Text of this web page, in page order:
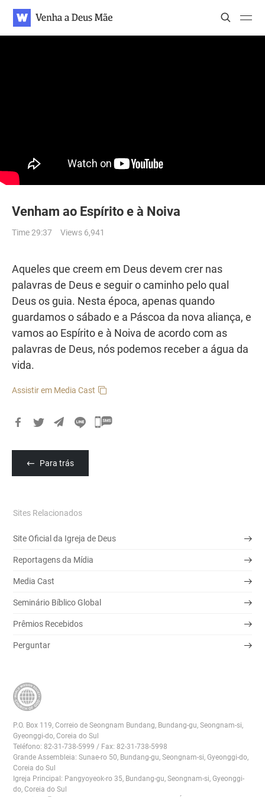
WATV Search
Search Search
Venham ao Espírito e à Noiva
Time 29:37 Views 6,941
Aqueles que creem em Deus devem crer nas
palavras de Deus e seguir o caminho pelo qual
Deus os guia. Nesta época, apenas quando
guardamos o sábado e a Páscoa da nova aliança, e
vamos ao Espírito e à Noiva de acordo com as
palavras de Deus, nós podemos receber a água da
vida.
Assistir em Media Cast
카
톡
기
Para trás
Sites Relacionados
Site Oficial da Igreja de Deus
Reportagens da Mídia
Media Cast
Seminário Bíblico Global
Prêmios Recebidos
Perguntar
P.O. Box 119, Correio de Seongnam Bundang, Bundang-gu, Seongnam-si,
Gyeonggi-do, Coreia do Sul
Teléfono: 82-31-738-5999 / Fax: 82-31-738-5998
Grande Assembleia: Sunae-ro 50, Bundang-gu, Seongnam-si, Gyeonggi-do,
Coreia do Sul
Igreja Principal: Pangyoyeok-ro 35, Bundang-gu, Seongnam-si, Gyeonggi-
do, Coreia do Sul